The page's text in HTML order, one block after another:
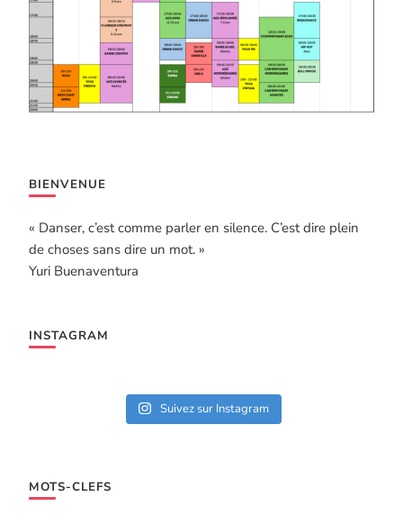
BIENVENUE
« Danser, c’est comme parler en silence. C’est dire plein
de choses sans dire un mot. »
Yuri Buenaventura
INSTAGRAM
Suivez sur Instagram
MOTS-CLEFS